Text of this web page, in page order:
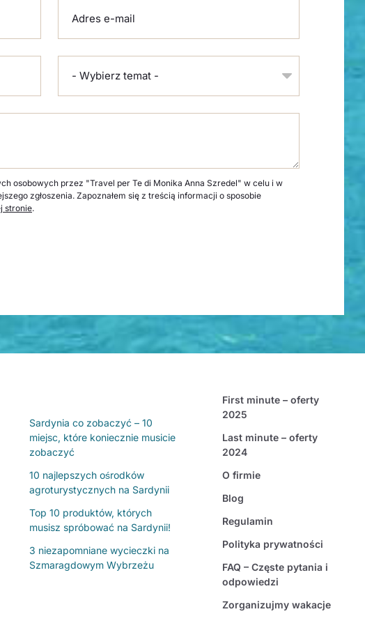
Adres e-mail
- Wybierz temat -
osobowych przez "Travel per Te di Monika Anna Szredel" w celu i w
zgłoszenia. Zapoznałem się z treścią informacji o sposobie
stronie.
Sardynia co zobaczyć – 10
miejsc, które koniecznie musicie
zobaczyć
10 najlepszych ośrodków
agroturystycznych na Sardynii
Top 10 produktów, których
musisz spróbować na Sardynii!
3 niezapomniane wycieczki na
Szmaragdowym Wybrzeżu
First minute – oferty
2025
Last minute – oferty
2024
O firmie
Blog
Regulamin
Polityka prywatności
FAQ – Częste pytania i
odpowiedzi
Zorganizujmy wakacje